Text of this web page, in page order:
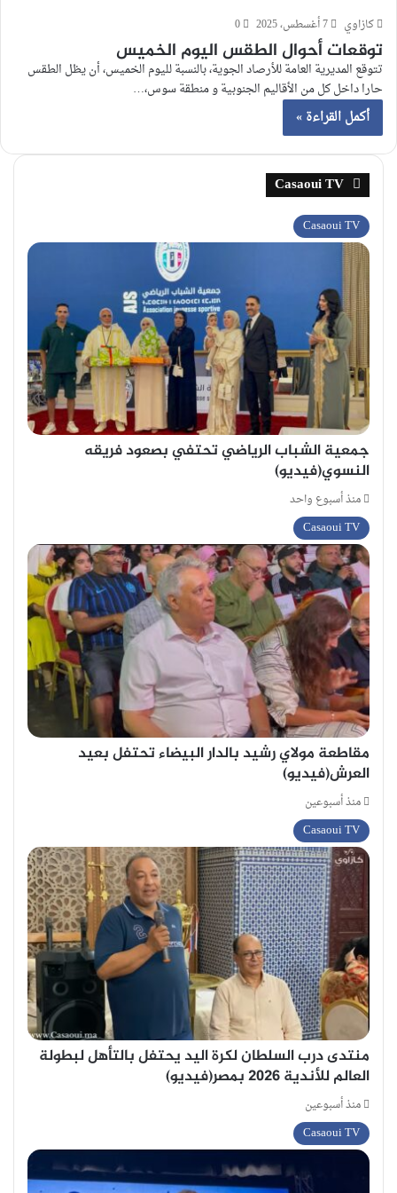
كازاوي 7 أغسطس، 2025 0
توقعات أحوال الطقس اليوم الخميس
تتوقع المديرية العامة للأرصاد الجوية، بالنسبة لليوم الخميس، أن يظل الطقس
حارا داخل كل من الأقاليم الجنوبية و منطقة سوس،…
أكمل القراءة »
Casaoui TV
Casaoui TV
جمعية الشباب الرياضي تحتفي بصعود فريقه
النسوي(فيديو)
منذ أسبوع واحد
Casaoui TV
مقاطعة مولاي رشيد بالدار البيضاء تحتفل بعيد
العرش(فيديو)
منذ أسبوعين
Casaoui TV
منتدى درب السلطان لكرة اليد يحتفل بالتأهل لبطولة
العالم للأندية 2026 بمصر(فيديو)
منذ أسبوعين
Casaoui TV